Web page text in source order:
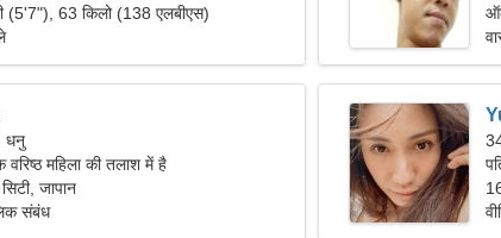
(5'7"), 63 किलो (138 एलबीएस)
धनु
महिला की तलाश में है
जापान
संबंध